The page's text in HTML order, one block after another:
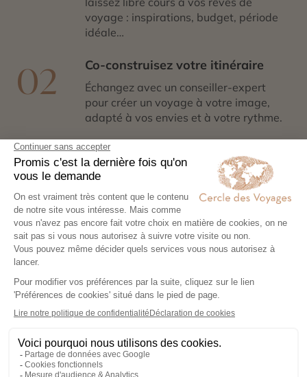
voyage : inspirations, budget, période
idéale…
02 Co-construisez votre itinéraire
Échangez avec un conseiller-expert
pour créer un voyage à votre image,
adapté à vos envies et à votre rythme.
03 Réservez en toute sérénité
Hébergements, transports, formalités,
expériences exclusives : nous nous
chargeons de tout. Il ne vous reste plus
qu’à partir !
04 Partez l’esprit léger
contient les informations essentielles.
Sur place, notre conciergerie reste
disponible 24/7